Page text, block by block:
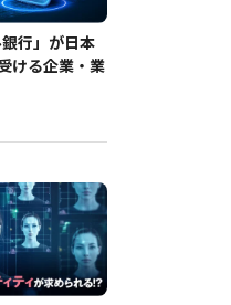
行」が日本
ける企業・業